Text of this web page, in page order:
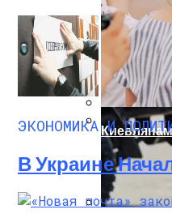
ЭКОНОМИКА И
В Украине